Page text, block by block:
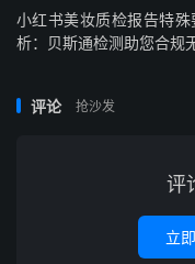
小红书美妆质检报告特殊
析：贝斯通检测助您合规
评论 抢沙发
评
立